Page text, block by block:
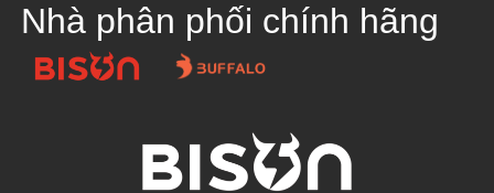
Nhà phân phối chính hãng